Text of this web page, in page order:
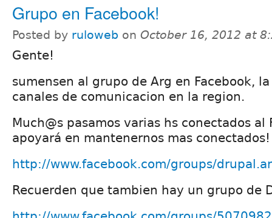
Grupo en Facebook!
Posted by ruloweb on October 16, 2012 at
Gente!
sumensen al grupo de Arg en Facebook,
canales de comunicacion en la region.
Much@s pasamos varias hs conectados al
apoyará en mantenernos mas conectados!
http://www.facebook.com/groups/
Recuerden que tambien hay un grupo de